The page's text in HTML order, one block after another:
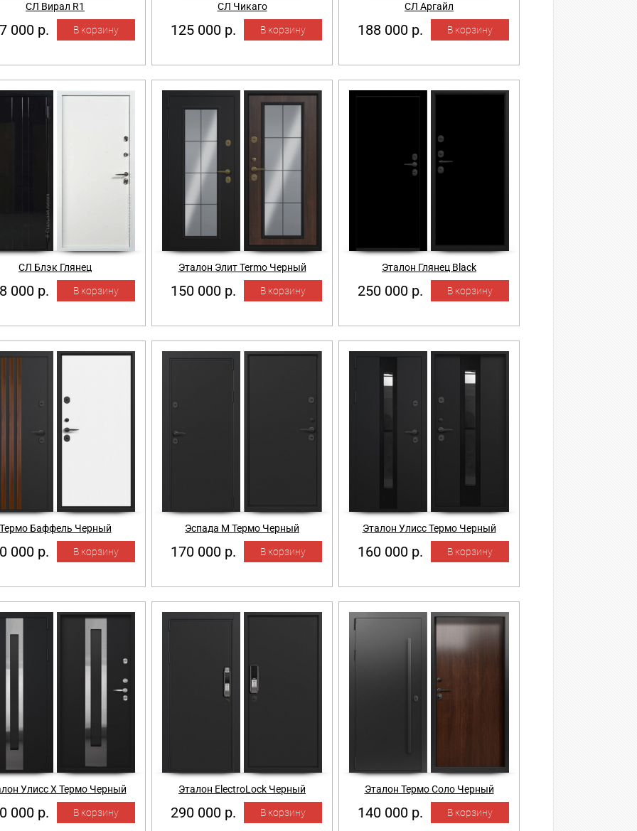
СЛ Вирал R1
000 р.
СЛ Чикаго
125 000 р.
СЛ Аргайл
188 000 р.
СЛ Блэк Глянец
000 р.
Эталон Элит Termo Черный
150 000 р.
Эталон Глянец Black
250 000 р.
Баффель Черный
000 р.
Эспада М Термо Черный
170 000 р.
Эталон Улисс Термо Черный
160 000 р.
Улисс Х Термо Черный
000 р.
Эталон ElectroLock Черный
290 000 р.
Эталон Термо Соло Черный
140 000 р.